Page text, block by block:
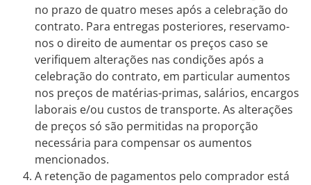
no prazo de quatro meses após a celebração do
contrato. Para entregas posteriores, reservamo-
nos o direito de aumentar os preços caso se
verifiquem alterações nas condições após a
celebração do contrato, em particular aumentos
nos preços de matérias-primas, salários, encargos
laborais e/ou custos de transporte. As alterações
de preços só são permitidas na proporção
necessária para compensar os aumentos
mencionados.
A retenção de pagamentos pelo comprador está